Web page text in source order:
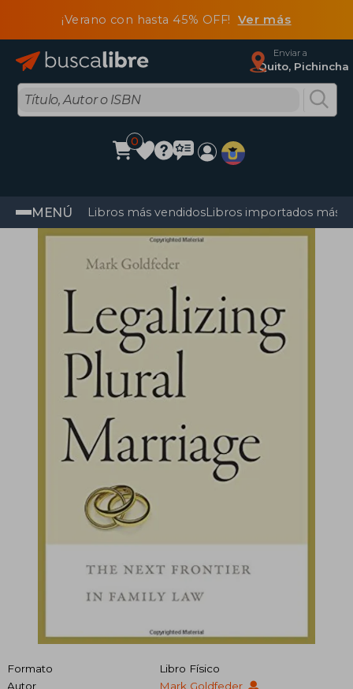
¡Verano con hasta 45% OFF! Ver más
Enviar a
Quito, Pichincha
0
MENÚ Libros más vendidosLibros importados más
Formato
Libro Físico
Autor
Mark Goldfeder